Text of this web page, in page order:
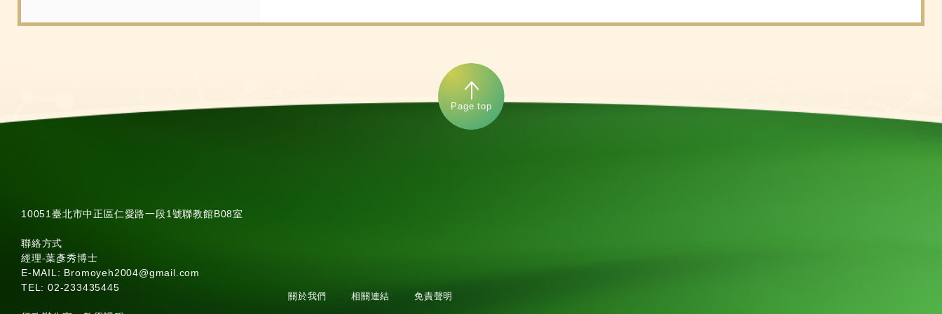
Page top
10051臺北市中正區仁愛路一段1號聯教館B08室
聯絡方式
經理-葉彥秀博士
E-MAIL: Bromoyeh2004@gmail.com
TEL: 02-233435445
關於我們 相關連結 免責聲明